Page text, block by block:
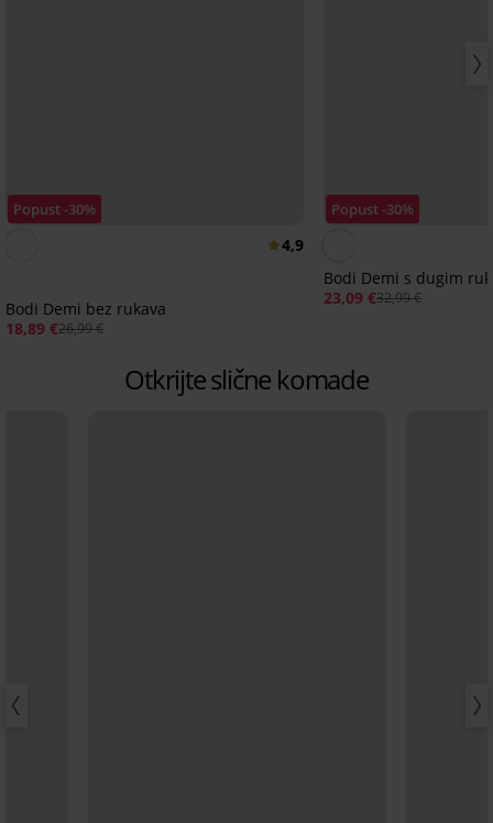
Popust -30%
4,9
Bodi Demi bez rukava
18,89 €26,99 €
Popust -30%
Bodi Demi s dugim
23,09 €32,99 €
Otkrijte slične komade